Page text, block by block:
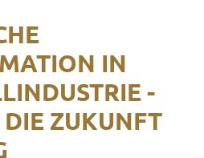
IN
-
ZUKUNFT